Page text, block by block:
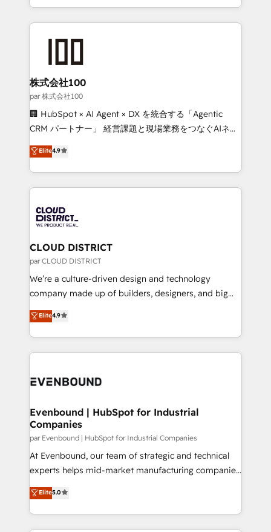
all in this together! From startup to enterprise, we’ll
what matters most: growing your business and
wowing your customers. Let’s make HubSpot work
smarter for you!
across 9 countries. Born in Chile, we combine local
insight with international reach to help businesses
grow. For over 12 years, we’ve delivered 500+
solutions that integrate CRM, AI automation, inbound
and loop marketing, content, and digital creativity.
Our multicultural team works in Spanish, Portuguese,
and English to design scalable strategies that drive
measurable growth. 🌎 Highlights: • 10+ years as a
Migration Excellence. • Top 3 Partner of the Year
LATAM 2022, 2023, 2024, 2025. • Partner of the Year
with HubSpot? Let Cebra’s experts help you grow
faster, smarter, and with impact.
株式会社100
par 株式会社100
🏢 HubSpot × AI Agent × DX を統合する「Agentic
CRM パートナー」 経営課題と現場業務をつなぐAIネイ
ティブ・エージェンシーとして、HubSpot Eliteの実装
力で顧客フロント業務を再設計します。 💡 100inc は何
をする会社か？ HubSpotを共通基盤に、AIエージェン
トを組み込んだ顧客フロント業務（マーケティング・営
ィブ・エージェンシーです。事業部・グループ会社・部
門が分立する組織で、データと業務プロセスのサイロ化
を、CRMを軸とした全社共通基盤に再構築します。意
思決定者・PMO・現場担当者に並走します。 1️⃣
HubSpot導入・活用支援 顧客データの一元化から、
GTMの見える化・自動化まで。全Hub統合運用、デー
2️⃣ AIエージェント組織構築 営業・マーケティング業務
の一部をAIが自律実行する組織への移行を設計・実装。
DX × AI推進のPMO伴走支援 複数部門をまたぐDX×AI変
の統合・浸透・変革管理を実行します。 ▸ CMS戦略設
計・構築：リード獲得・CVR・SEOを前提にした情報設
提供。 ▸ 既存CRM・MAからの移行支援：Salesforce・
Marketo・Pardot等からの移行、カスタム設計、履歴
データ移行と活用設計まで。 ▸ AEO対応：ChatGPT・
Elite4.9
CLOUD DISTRICT
par CLOUD DISTRICT
We’re a culture-driven design and technology
company made up of builders, designers, and big
thinkers. We blend strategy, design, and
development—always fueled by curiosity—to turn
ideas, opportunities, and challenges into meaningful
experiences. To us, technology is more than just
and—most importantly—simple. That’s why we lean
products and strategies that actually make a
difference.
Elite4.9
Evenbound | HubSpot for Industrial
Companies
par Evenbound | HubSpot for Industrial Companies
At Evenbound, our team of strategic and technical
experts helps mid-market manufacturing companies
achieve real growth. We specialize in delivering
tailored solutions that drive results by leveraging
HubSpot’s platform and data to fuel success.
Technical Solutions: - HubSpot Technical Consulting -
Elite5.0